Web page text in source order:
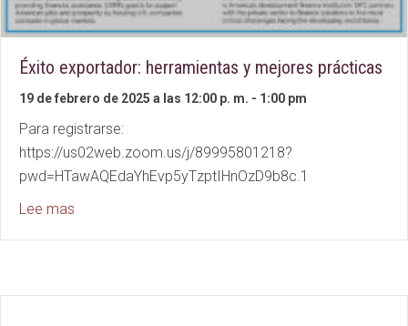
Éxito exportador: herramientas y mejores prácticas
19 de febrero de 2025 a las 12:00 p. m. - 1:00 pm
Para registrarse:
https://us02web.zoom.us/j/89995801218?
pwd=HTawAQEdaYhEvp5yTzptIHnOzD9b8c.1
Lee mas